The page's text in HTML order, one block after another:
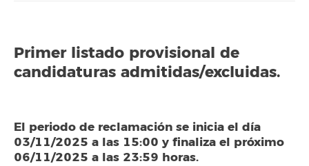
Primer listado provisional de
candidaturas admitidas/excluidas.
El periodo de reclamación se inicia el día
03/11/2025 a las 15:00 y finaliza el próximo
06/11/2025 a las 23:59 horas.